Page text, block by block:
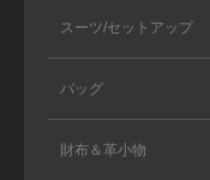
スーツ/セットアップ
バッグ
財布＆革小物